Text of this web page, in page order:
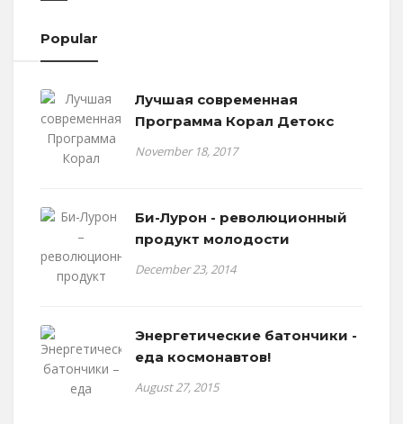
Popular
Лучшая современная
Программа Корал Детокс
November 18, 2017
Би-Лурон - революционный
продукт молодости
December 23, 2014
Энергетические батончики -
еда космонавтов!
August 27, 2015